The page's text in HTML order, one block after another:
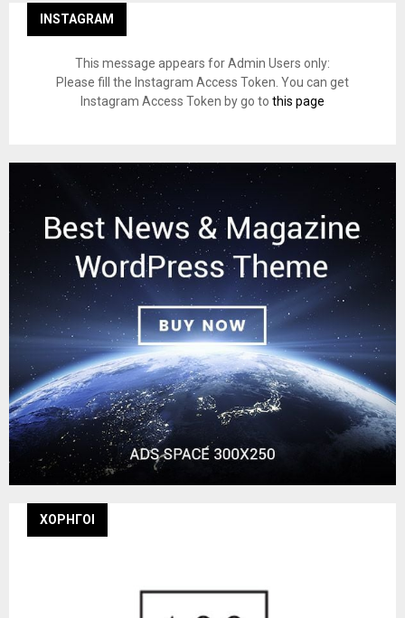
INSTAGRAM
This message appears for Admin Users only:
Please fill the Instagram Access Token. You can get
Instagram Access Token by go to this page
ΧΟΡΗΓΟΙ